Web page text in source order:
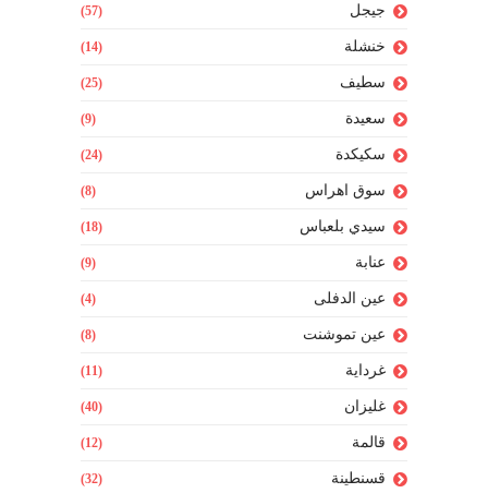
جيجل (57)
خنشلة (14)
سطيف (25)
سعيدة (9)
سكيكدة (24)
سوق اهراس (8)
سيدي بلعباس (18)
عنابة (9)
عين الدفلى (4)
عين تموشنت (8)
غرداية (11)
غليزان (40)
قالمة (12)
قسنطينة (32)